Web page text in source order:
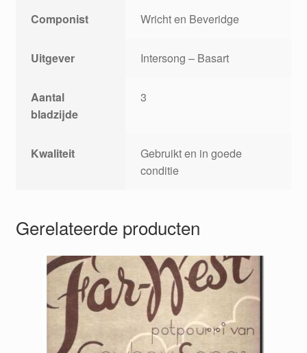
Componist Wricht en Beveridge
Uitgever Intersong – Basart
Aantal
bladzijde
3
Kwaliteit
Gebruikt en in goede
conditie
Gerelateerde producten